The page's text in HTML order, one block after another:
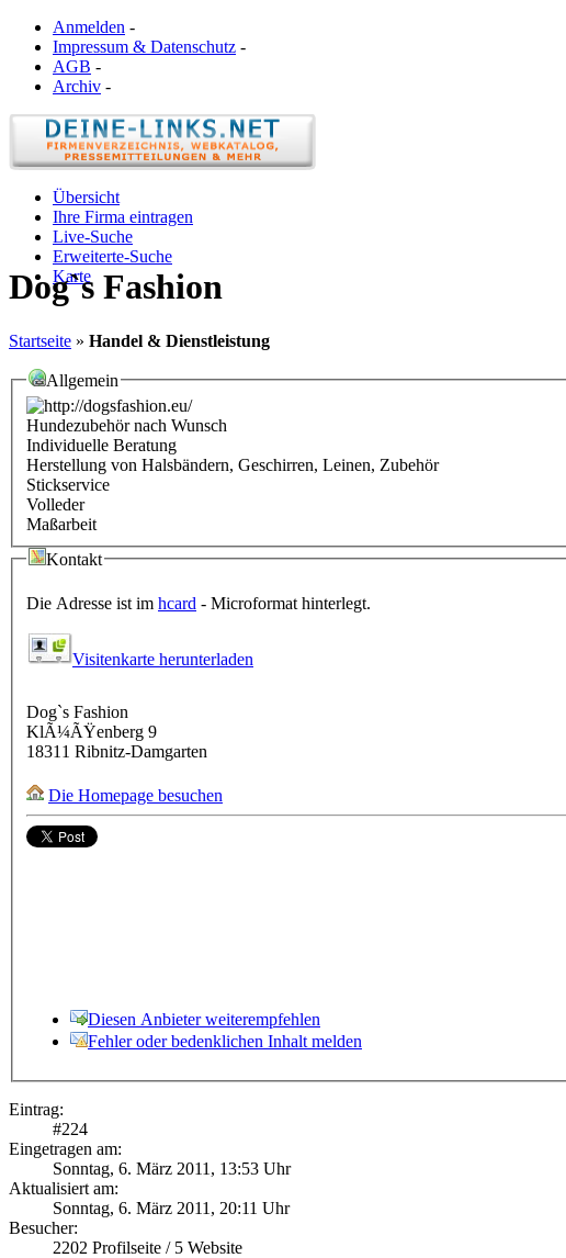
Anmelden -
Impressum & Datenschutz -
AGB -
Archiv -
Übersicht
Ihre Firma eintragen
Live-Suche
Erweiterte-Suche
Karte
Dog`s Fashion
Startseite » Handel & Dienstleistung
Allgemein
Hundezubehör nach Wunsch
Individuelle Beratung
Herstellung von Halsbändern, Geschirren, Leinen, Zubehör
Stickservice
Volleder
Maßarbeit
Kontakt
Die Adresse ist im hcard - Microformat hinterlegt.
Visitenkarte herunterladen
Dog`s Fashion
KlÃ¼ÃŸenberg 9
18311 Ribnitz-Damgarten
Die Homepage besuchen
Diesen Anbieter weiterempfehlen
Fehler oder bedenklichen Inhalt melden
Eintrag:
#224
Eingetragen am:
Sonntag, 6. März 2011, 13:53 Uhr
Aktualisiert am:
Sonntag, 6. März 2011, 20:11 Uhr
Besucher:
2202 Profilseite / 5 Website